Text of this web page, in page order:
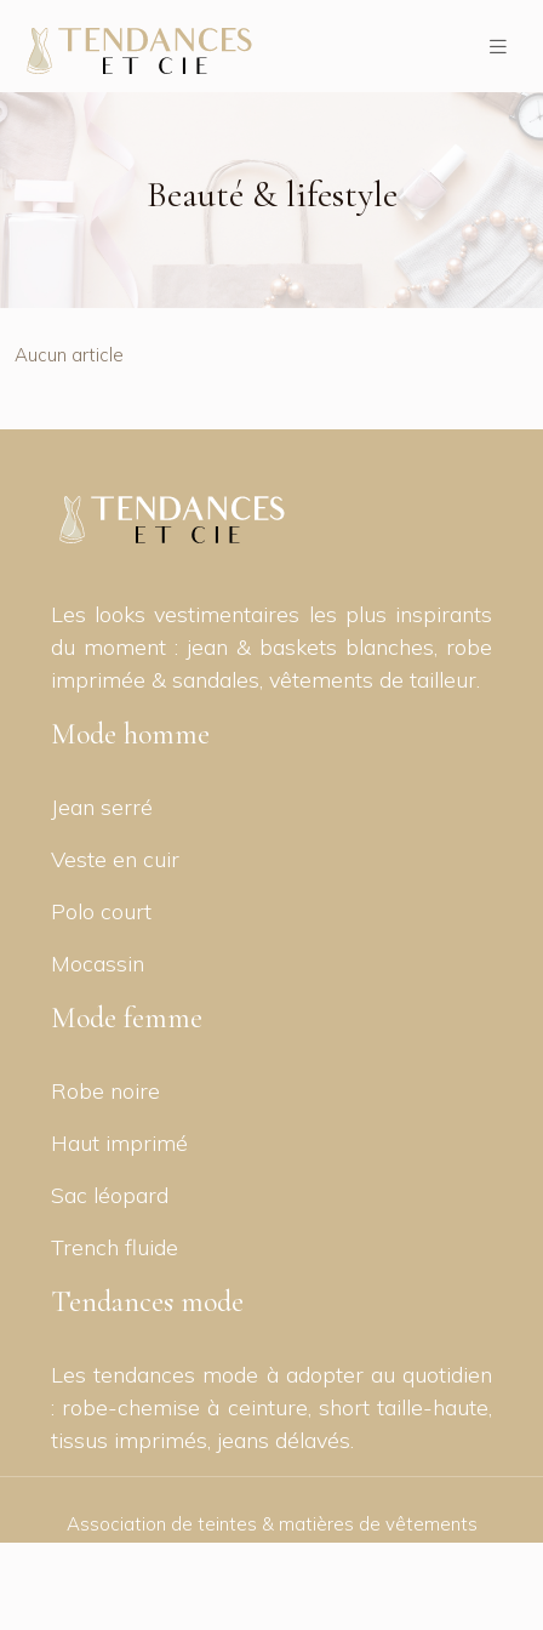
Beauté & lifestyle
Aucun article
Les looks vestimentaires les plus inspirants
du moment : jean & baskets blanches, robe
imprimée & sandales, vêtements de tailleur.
Mode homme
Jean serré
Veste en cuir
Polo court
Mocassin
Mode femme
Robe noire
Haut imprimé
Sac léopard
Trench fluide
Tendances mode
Les tendances mode à adopter au quotidien
: robe-chemise à ceinture, short taille-haute,
tissus imprimés, jeans délavés.
Association de teintes & matières de vêtements